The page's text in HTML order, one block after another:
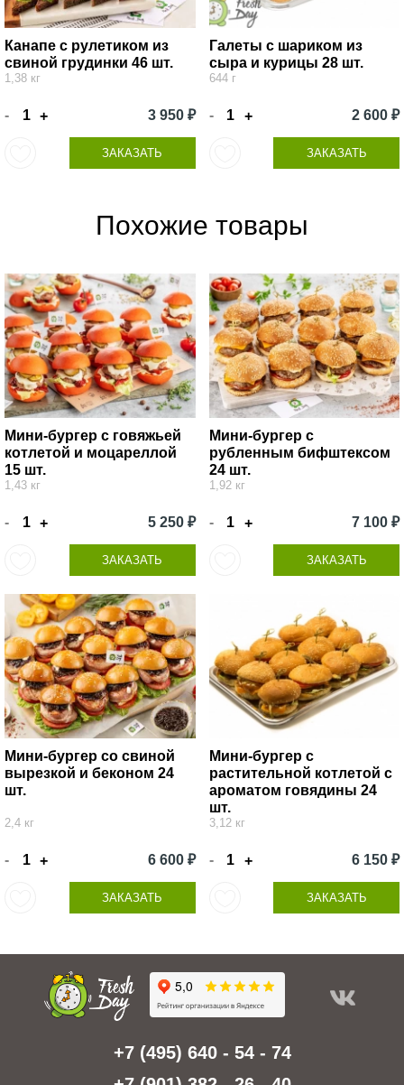
Канапе с рулетиком из
свиной грудинки 46 шт.
1,38 кг
- + 3 950 ₽
ЗАКАЗАТЬ
Галеты с шариком из
сыра и курицы 28 шт.
644 г
- + 2 600 ₽
ЗАКАЗАТЬ
Похожие товары
Мини-бургер с говяжьей
котлетой и моцареллой
15 шт.
1,43 кг
- + 5 250 ₽
ЗАКАЗАТЬ
Мини-бургер с
рубленным бифштексом
24 шт.
1,92 кг
- + 7 100 ₽
ЗАКАЗАТЬ
Мини-бургер со свиной
вырезкой и беконом 24
шт.
2,4 кг
- + 6 600 ₽
ЗАКАЗАТЬ
Мини-бургер с
растительной котлетой с
ароматом говядины 24
шт.
3,12 кг
- + 6 150 ₽
ЗАКАЗАТЬ
+7 (495) 640 - 54 - 74